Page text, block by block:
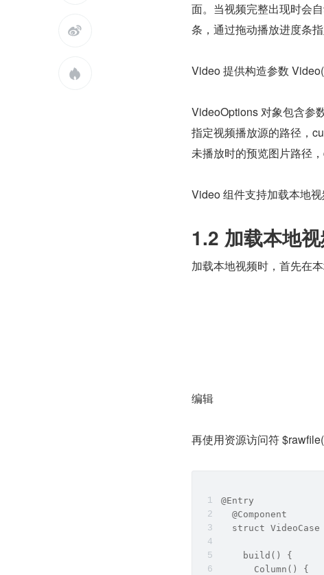


面。当视频完整出现时会
条，通过拖动播放进度条
Video 提供构造参数
VideoOptions 对象包含参
指定视频播放源的路径，
未播放时的预览图片路径
Video 组件支持加载本地视
1.2 加载本地
加载本地视频时，首先在
编辑
再使用资源访问符
@Entry
  @Component
struct VideoCase
    build() {
      Column() {